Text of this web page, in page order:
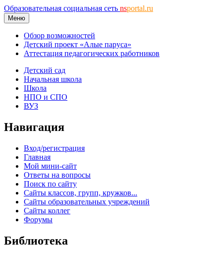
Образовательная социальная сеть nsportal.ru
Меню
Обзор возможностей
Детский проект «Алые паруса»
Аттестация педагогических работников
Детский сад
Начальная школа
Школа
НПО и СПО
ВУЗ
Навигация
Вход/регистрация
Главная
Мой мини-сайт
Ответы на вопросы
Поиск по сайту
Сайты классов, групп, кружков...
Сайты образовательных учреждений
Сайты коллег
Форумы
Библиотека